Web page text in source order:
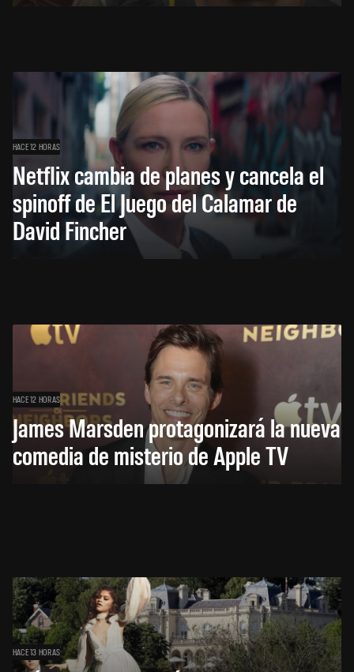
HACE 12 HORAS
Netflix cambia de planes y cancela el
spinoff de El Juego del Calamar de
David Fincher
HACE 12 HORAS
James Marsden protagonizará la nueva
comedia de misterio de Apple TV
HACE 13 HORAS